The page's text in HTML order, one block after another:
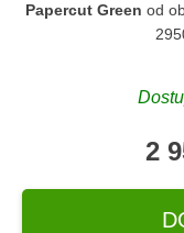
Papercut Green od
2